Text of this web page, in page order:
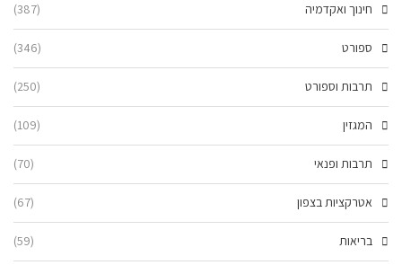
חינוך ואקדמיה (387)
ספורט (346)
תרבות וספורט (250)
המגזין (109)
תרבות ופנאי (70)
אטרקציות בצפון (67)
בריאות (59)